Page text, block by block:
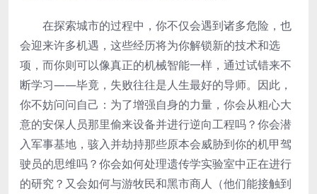
在探索城市的过程中，你不仅会遇到诸多危险，也
会迎来许多机遇，这些经历将为你解锁新的技术和选
项，而你则可以像真正的机械智能一样，通过试错来不
断学习——毕竟，失败往往是人生最好的导师。因此，
你不妨问问自己：为了增强自身的力量，你会从粗心大
意的安保人员那里偷来设备并进行逆向工程吗？你会潜
入军事基地，骇入并劫持那些原本会威胁到你的机甲驾
驶员的思维吗？你会如何处理遗传学实验室中正在进行
的研究？又会如何与游牧民和黑市商人（他们能接触到